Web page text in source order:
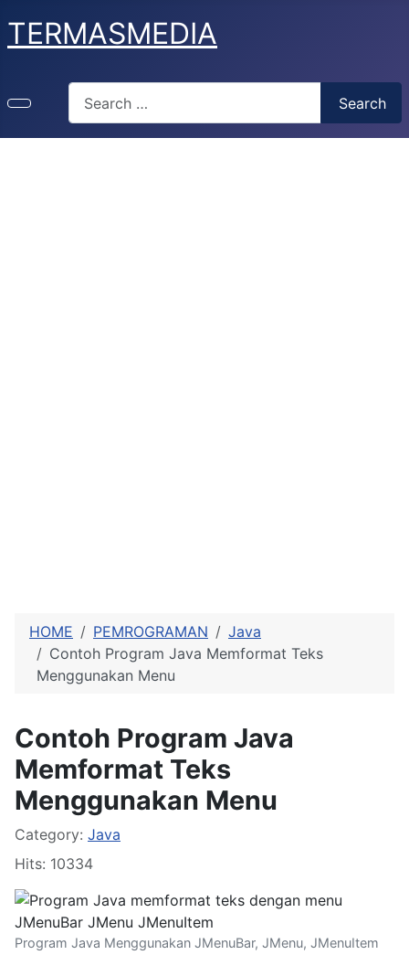
TERMASMEDIA
Search
HOME PEMROGRAMAN
Java
Contoh Program Java Memformat Teks
Menggunakan Menu
Contoh Program Java
Memformat Teks
Menggunakan Menu
Details
Category: Java
Hits: 10334
Program Java Menggunakan JMenuBar, JMenu, JMenuItem